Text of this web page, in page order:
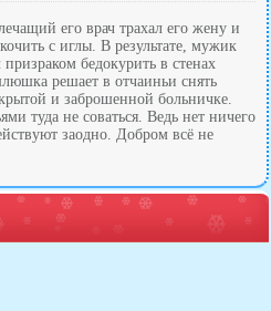
его врач трахал его жену и
с иглы. В результате, мужик
бедокурить в стенах
решает в отчаиньи снять
и заброшенной больничке.
туда не соваться. Ведь нет ничего
заодно. Добром всё не